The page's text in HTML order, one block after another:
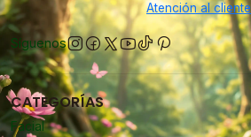
Atención al cliente
Síguenos
CATEGORÍAS
Facial